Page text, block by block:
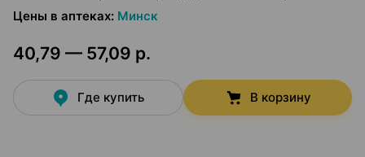
Цены в аптеках: Минск
40,79 — 57,09 р.
Где купить В корзину